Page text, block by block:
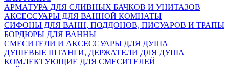
АРМАТУРА ДЛЯ СЛИВНЫХ БАЧКОВ И УНИТАЗОВ
АКСЕССУАРЫ ДЛЯ ВАННОЙ КОМНАТЫ
СИФОНЫ ДЛЯ ВАНН, ПОДДОНОВ, ПИСУАРОВ И ТРАПЫ
БОРДЮРЫ ДЛЯ ВАННЫ
СМЕСИТЕЛИ И АКСЕССУАРЫ ДЛЯ ДУША
ДУШЕВЫЕ ШТАНГИ, ДЕРЖАТЕЛИ ДЛЯ ДУША
КОМЛЕКТУЮЩИЕ ДЛЯ СМЕСИТЕЛЕЙ